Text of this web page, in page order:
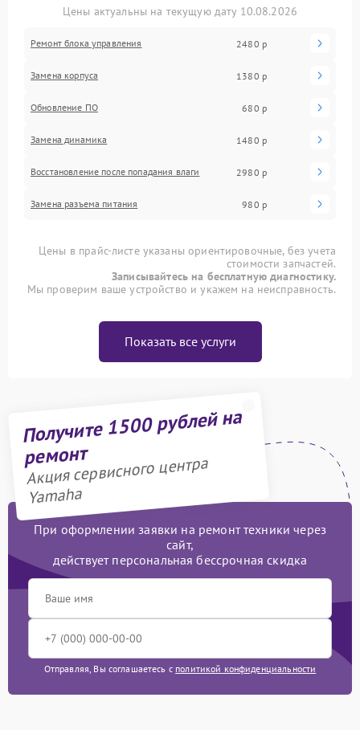
Цены актуальны на текущую дату 10.08.2026
Ремонт блока управления 2480 р
Замена корпуса 1380 р
Обновление ПО 680 р
Замена динамика 1480 р
Восстановление после попадания влаги 2980 р
Замена разъема питания 980 р
Цены в прайс-листе указаны ориентировочные, без учета
стоимости запчастей.
Записывайтесь на бесплатную диагностику.
Мы проверим ваше устройство и укажем на неисправность.
Показать все услуги
Получите 1500 рублей на
ремонт
Акция сервисного центра
Yamaha
При оформлении заявки на ремонт техники через
сайт,
действует персональная бессрочная скидка
Отправляя, Вы соглашаетесь с политикой конфиденциальности